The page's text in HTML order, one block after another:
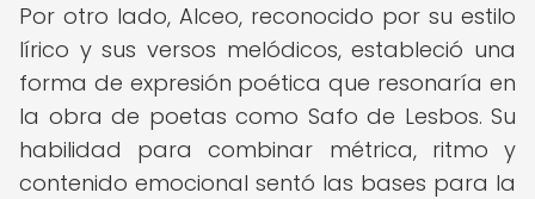
Por otro lado, Alceo, reconocido por su estilo
lírico y sus versos melódicos, estableció una
forma de expresión poética que resonaría en
la obra de poetas como Safo de Lesbos. Su
habilidad para combinar métrica, ritmo y
contenido emocional sentó las bases para la